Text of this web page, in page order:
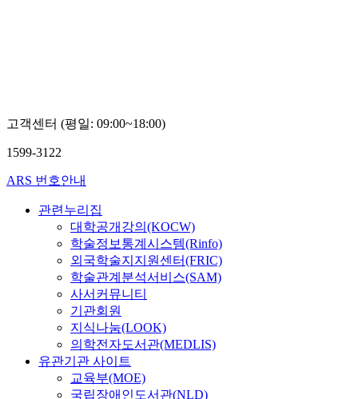
고객센터 (평일: 09:00~18:00)
1599-3122
ARS 번호안내
관련누리집
대학공개강의(KOCW)
학술정보통계시스템(Rinfo)
외국학술지지원센터(FRIC)
학술관계분석서비스(SAM)
사서커뮤니티
기관회원
지식나눔(LOOK)
의학전자도서관(MEDLIS)
유관기관 사이트
교육부(MOE)
국립장애인도서관(NLD)